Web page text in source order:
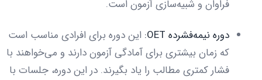
فراوان و شبیه‌سازی آزمون است.
دوره نیمه‌فشرده OET:
این دوره برای افرادی مناسب است
که زمان بیشتری برای آمادگی آزمون دارند و می‌خواهند با
فشار کمتری مطالب را یاد بگیرند. در این دوره، جلسات با